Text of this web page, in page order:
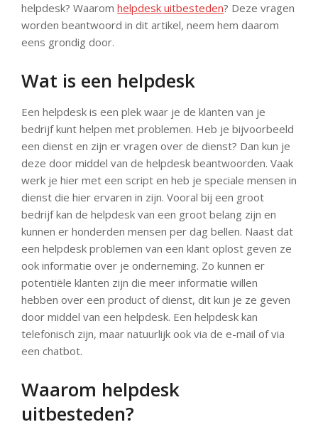
helpdesk? Waarom helpdesk uitbesteden? Deze vragen
worden beantwoord in dit artikel, neem hem daarom
eens grondig door.
Wat is een helpdesk
Een helpdesk is een plek waar je de klanten van je
bedrijf kunt helpen met problemen. Heb je bijvoorbeeld
een dienst en zijn er vragen over de dienst? Dan kun je
deze door middel van de helpdesk beantwoorden. Vaak
werk je hier met een script en heb je speciale mensen in
dienst die hier ervaren in zijn. Vooral bij een groot
bedrijf kan de helpdesk van een groot belang zijn en
kunnen er honderden mensen per dag bellen. Naast dat
een helpdesk problemen van een klant oplost geven ze
ook informatie over je onderneming. Zo kunnen er
potentiële klanten zijn die meer informatie willen
hebben over een product of dienst, dit kun je ze geven
door middel van een helpdesk. Een helpdesk kan
telefonisch zijn, maar natuurlijk ook via de e-mail of via
een chatbot.
Waarom helpdesk
uitbesteden?